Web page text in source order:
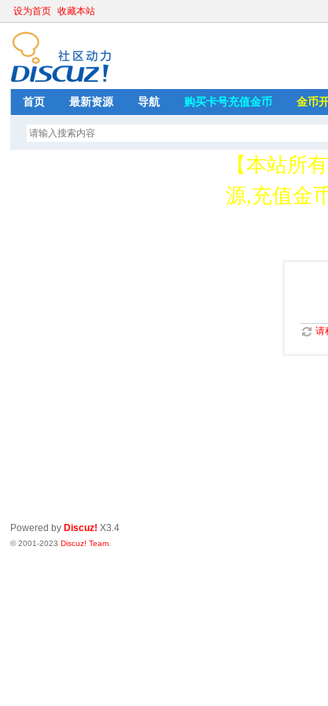
设为首页 收藏本站
首页 最新资源 导航 购买卡号充值金币 金币
【本站所
源,充值金
请
Powered by Discuz! X3.4
© 2001-2023Discuz! Team